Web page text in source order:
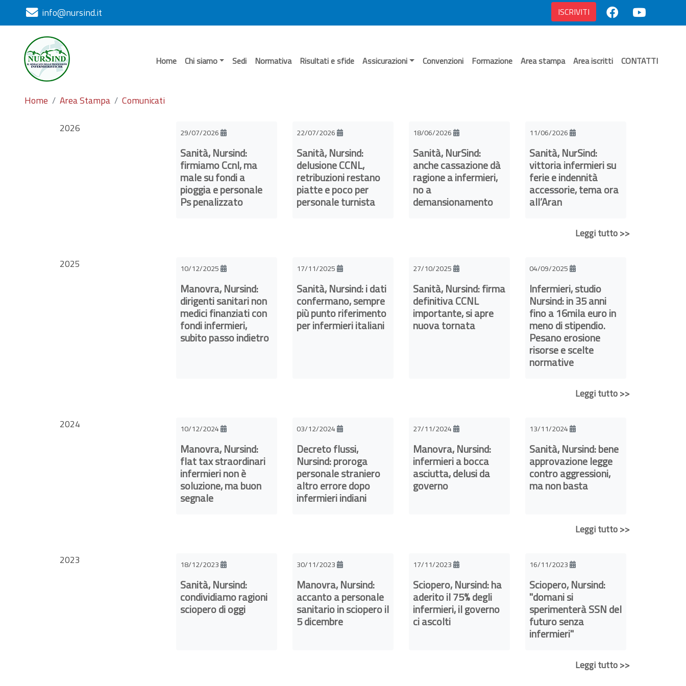
info@nursind.it ISCRIVITI
Home Chi siamo Sedi Normativa Risultati e sfide Assicurazioni Convenzioni Formazione Area stampa Area iscritti CONTATTI
Home Area Stampa
Comunicati
2026
29/07/2026
Sanità, Nursind:
firmiamo Ccnl, ma
male su fondi a
pioggia e personale
Ps penalizzato
22/07/2026
Sanità, Nursind:
delusione CCNL,
retribuzioni restano
piatte e poco per
personale turnista
18/06/2026
Sanità, NurSind:
anche cassazione dà
ragione a infermieri,
no a
demansionamento
11/06/2026
Sanità, NurSind:
vittoria infermieri su
ferie e indennità
accessorie, tema ora
all’Aran
Leggi tutto >>
2025 10/12/2025
Manovra, Nursind:
dirigenti sanitari non
medici finanziati con
fondi infermieri,
subito passo indietro
17/11/2025
Sanità, Nursind: i dati
confermano, sempre
più punto riferimento
per infermieri italiani
27/10/2025
Sanità, Nursind: firma
definitiva CCNL
importante, si apre
nuova tornata
04/09/2025
Infermieri, studio
Nursind: in 35 anni
fino a 16mila euro in
meno di stipendio.
Pesano erosione
risorse e scelte
normative
Leggi tutto >>
2024 10/12/2024
Manovra, Nursind:
flat tax straordinari
infermieri non è
soluzione, ma buon
segnale
03/12/2024
Decreto flussi,
Nursind: proroga
personale straniero
altro errore dopo
infermieri indiani
27/11/2024
Manovra, Nursind:
infermieri a bocca
asciutta, delusi da
governo
13/11/2024
Sanità, Nursind: bene
approvazione legge
contro aggressioni,
ma non basta
Leggi tutto >>
2023 18/12/2023
Sanità, Nursind:
condividiamo ragioni
sciopero di oggi
30/11/2023
Manovra, Nursind:
accanto a personale
sanitario in sciopero il
5 dicembre
17/11/2023
Sciopero, Nursind: ha
aderito il 75% degli
infermieri, il governo
ci ascolti
16/11/2023
Sciopero, Nursind:
"domani si
sperimenterà SSN del
futuro senza
infermieri"
Leggi tutto >>